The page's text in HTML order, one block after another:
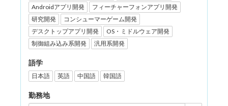
Androidアプリ開発
フィーチャーフォンアプリ開発
研究開発
コンシューマーゲーム開発
デスクトップアプリ開発
OS・ミドルウェア開発
制御組み込み系開発
汎用系開発
語学
日本語 英語 中国語 韓国語
勤務地